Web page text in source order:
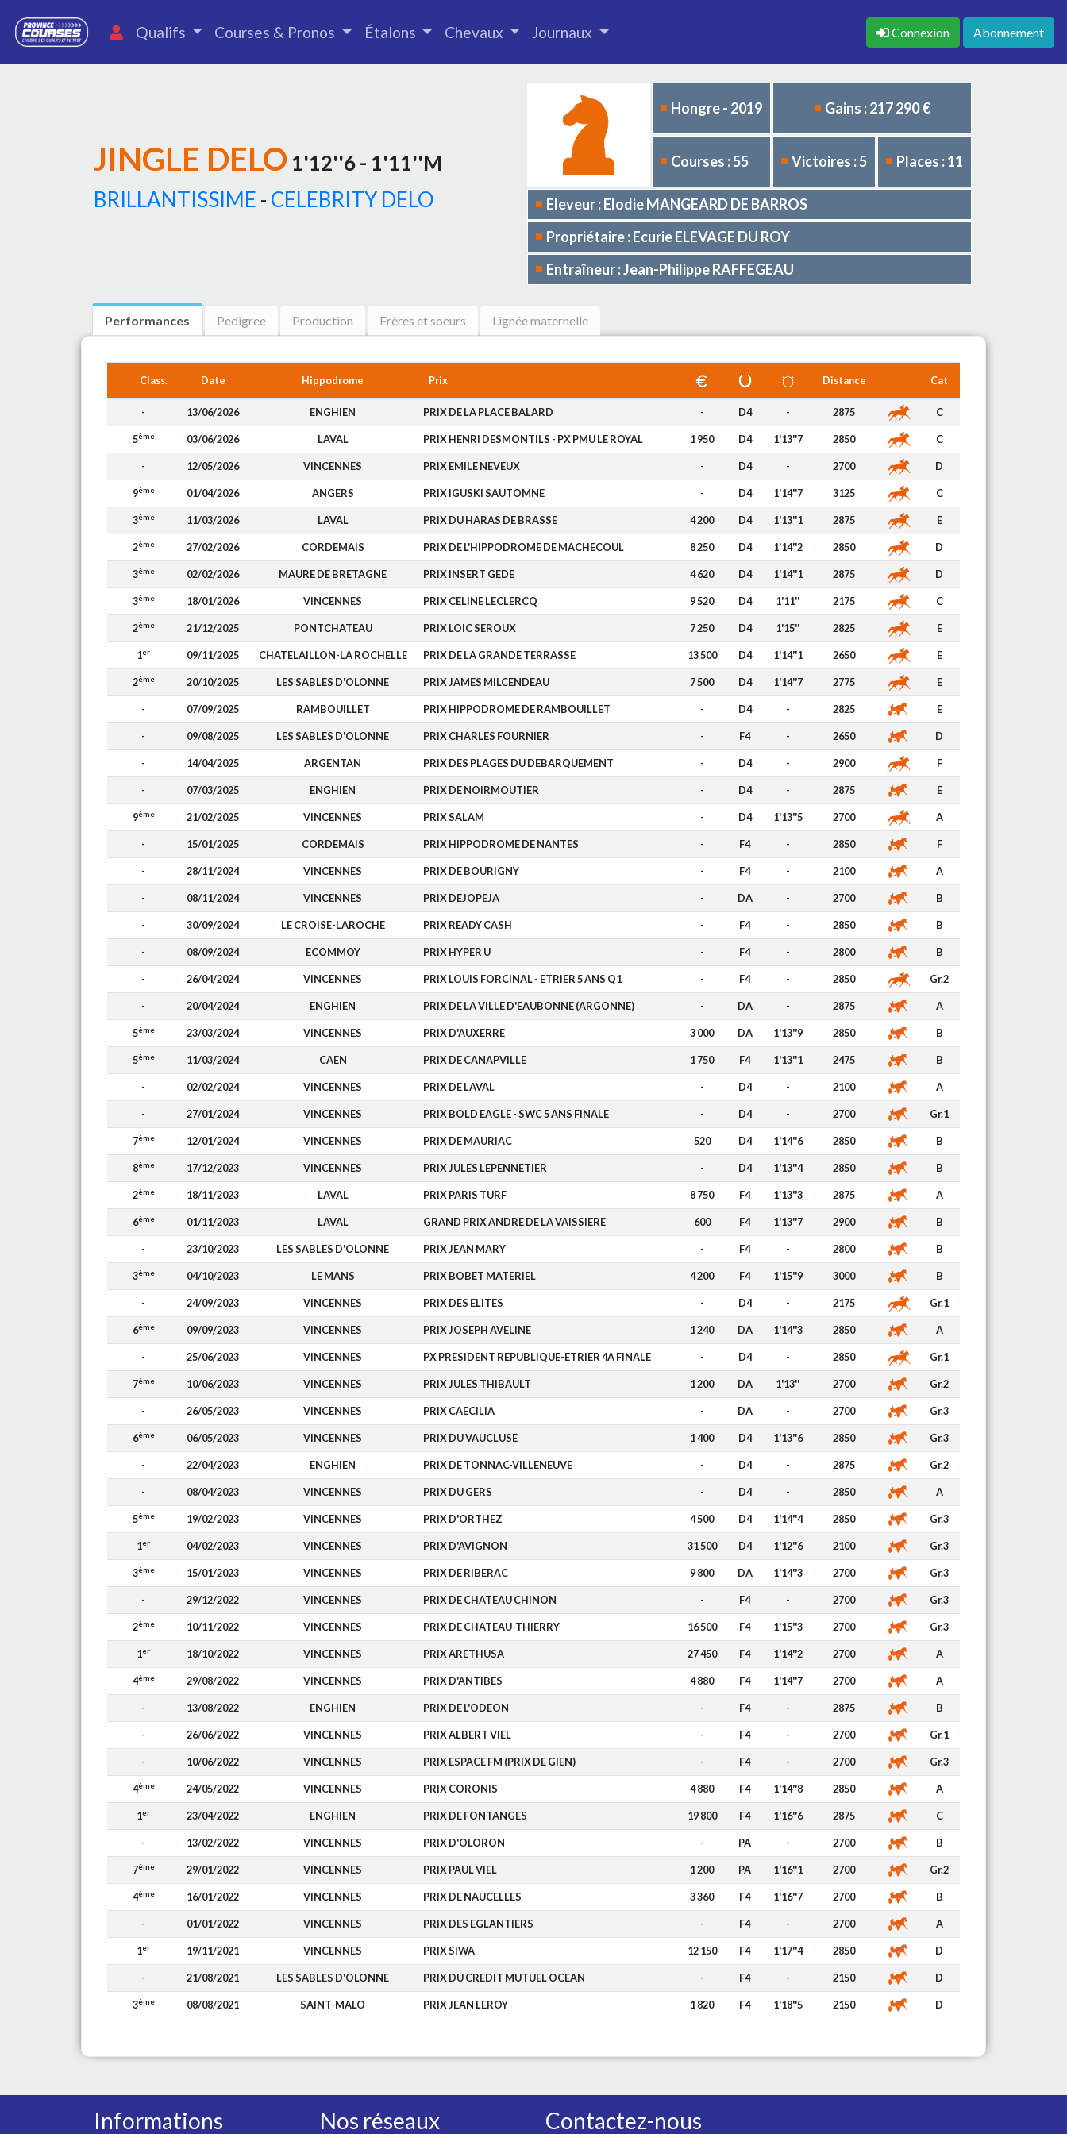
Qualifs Courses & Pronos Étalons Chevaux Journaux Connexion Abonnement
JINGLE DELO 1'12''6 - 1'11''M
BRILLANTISSIME - CELEBRITY DELO
Hongre - 2019 Gains : 217 290 €
Courses : 55 Victoires : 5 Places : 11
Eleveur : Elodie MANGEARD DE BARROS
Propriétaire : Ecurie ELEVAGE DU ROY
Entraîneur : Jean-Philippe RAFFEGEAU
Performances Pedigree Production Frères et soeurs Lignée maternelle
Class. Date Hippodrome Prix Distance Cat
- 13/06/2026 ENGHIEN PRIX DE LA PLACE BALARD - D4 - 2875 C
5ème 03/06/2026 LAVAL PRIX HENRI DESMONTILS - PX PMU LE ROYAL 1 950 D4 1'13''7 2850 C
- 12/05/2026 VINCENNES PRIX EMILE NEVEUX - D4 - 2700 D
9ème 01/04/2026 ANGERS PRIX IGUSKI SAUTOMNE - D4 1'14''7 3125 C
3ème 11/03/2026 LAVAL PRIX DU HARAS DE BRASSE 4 200 D4 1'13''1 2875 E
2ème 27/02/2026 CORDEMAIS PRIX DE L'HIPPODROME DE MACHECOUL 8 250 D4 1'14''2 2850 D
3ème 02/02/2026 MAURE DE BRETAGNE PRIX INSERT GEDE 4 620 D4 1'14''1 2875 D
3ème 18/01/2026 VINCENNES PRIX CELINE LECLERCQ 9 520 D4 1'11'' 2175 C
2ème 21/12/2025 PONTCHATEAU PRIX LOIC SEROUX 7 250 D4 1'15'' 2825 E
1er 09/11/2025 CHATELAILLON-LA ROCHELLE PRIX DE LA GRANDE TERRASSE 13 500 D4 1'14''1 2650 E
2ème 20/10/2025 LES SABLES D'OLONNE PRIX JAMES MILCENDEAU 7 500 D4 1'14''7 2775 E
- 07/09/2025 RAMBOUILLET PRIX HIPPODROME DE RAMBOUILLET - D4 - 2825 E
- 09/08/2025 LES SABLES D'OLONNE PRIX CHARLES FOURNIER - F4 - 2650 D
- 14/04/2025 ARGENTAN PRIX DES PLAGES DU DEBARQUEMENT - D4 - 2900 F
- 07/03/2025 ENGHIEN PRIX DE NOIRMOUTIER - D4 - 2875 E
9ème 21/02/2025 VINCENNES PRIX SALAM - D4 1'13''5 2700 A
- 15/01/2025 CORDEMAIS PRIX HIPPODROME DE NANTES - F4 - 2850 F
- 28/11/2024 VINCENNES PRIX DE BOURIGNY - F4 - 2100 A
- 08/11/2024 VINCENNES PRIX DEJOPEJA - DA - 2700 B
- 30/09/2024 LE CROISE-LAROCHE PRIX READY CASH - F4 - 2850 B
- 08/09/2024 ECOMMOY PRIX HYPER U - F4 - 2800 B
- 26/04/2024 VINCENNES PRIX LOUIS FORCINAL - ETRIER 5 ANS Q1 - F4 - 2850 Gr.2
- 20/04/2024 ENGHIEN PRIX DE LA VILLE D'EAUBONNE (ARGONNE) - DA - 2875 A
5ème 23/03/2024 VINCENNES PRIX D'AUXERRE 3 000 DA 1'13''9 2850 B
5ème 11/03/2024 CAEN PRIX DE CANAPVILLE 1 750 F4 1'13''1 2475 B
- 02/02/2024 VINCENNES PRIX DE LAVAL - D4 - 2100 A
- 27/01/2024 VINCENNES PRIX BOLD EAGLE - SWC 5 ANS FINALE - D4 - 2700 Gr.1
7ème 12/01/2024 VINCENNES PRIX DE MAURIAC 520 D4 1'14''6 2850 B
8ème 17/12/2023 VINCENNES PRIX JULES LEPENNETIER - D4 1'13''4 2850 B
2ème 18/11/2023 LAVAL PRIX PARIS TURF 8 750 F4 1'13''3 2875 A
6ème 01/11/2023 LAVAL GRAND PRIX ANDRE DE LA VAISSIERE 600 F4 1'13''7 2900 B
- 23/10/2023 LES SABLES D'OLONNE PRIX JEAN MARY - F4 - 2800 B
3ème 04/10/2023 LE MANS PRIX BOBET MATERIEL 4 200 F4 1'15''9 3000 B
- 24/09/2023 VINCENNES PRIX DES ELITES - D4 - 2175 Gr.1
6ème 09/09/2023 VINCENNES PRIX JOSEPH AVELINE 1 240 DA 1'14''3 2850 A
- 25/06/2023 VINCENNES PX PRESIDENT REPUBLIQUE-ETRIER 4A FINALE - D4 - 2850 Gr.1
7ème 10/06/2023 VINCENNES PRIX JULES THIBAULT 1 200 DA 1'13'' 2700 Gr.2
- 26/05/2023 VINCENNES PRIX CAECILIA - DA - 2700 Gr.3
6ème 06/05/2023 VINCENNES PRIX DU VAUCLUSE 1 400 D4 1'13''6 2850 Gr.3
- 22/04/2023 ENGHIEN PRIX DE TONNAC-VILLENEUVE - D4 - 2875 Gr.2
- 08/04/2023 VINCENNES PRIX DU GERS - D4 - 2850 A
5ème 19/02/2023 VINCENNES PRIX D'ORTHEZ 4 500 D4 1'14''4 2850 Gr.3
1er 04/02/2023 VINCENNES PRIX D'AVIGNON 31 500 D4 1'12''6 2100 Gr.3
3ème 15/01/2023 VINCENNES PRIX DE RIBERAC 9 800 DA 1'14''3 2700 Gr.3
- 29/12/2022 VINCENNES PRIX DE CHATEAU CHINON - F4 - 2700 Gr.3
2ème 10/11/2022 VINCENNES PRIX DE CHATEAU-THIERRY 16 500 F4 1'15''3 2700 Gr.3
1er 18/10/2022 VINCENNES PRIX ARETHUSA 27 450 F4 1'14''2 2700 A
4ème 29/08/2022 VINCENNES PRIX D'ANTIBES 4 880 F4 1'14''7 2700 A
- 13/08/2022 ENGHIEN PRIX DE L'ODEON - F4 - 2875 B
- 26/06/2022 VINCENNES PRIX ALBERT VIEL - F4 - 2700 Gr.1
- 10/06/2022 VINCENNES PRIX ESPACE FM (PRIX DE GIEN) - F4 - 2700 Gr.3
4ème 24/05/2022 VINCENNES PRIX CORONIS 4 880 F4 1'14''8 2850 A
1er 23/04/2022 ENGHIEN PRIX DE FONTANGES 19 800 F4 1'16''6 2875 C
- 13/02/2022 VINCENNES PRIX D'OLORON - PA - 2700 B
7ème 29/01/2022 VINCENNES PRIX PAUL VIEL 1 200 PA 1'16''1 2700 Gr.2
4ème 16/01/2022 VINCENNES PRIX DE NAUCELLES 3 360 F4 1'16''7 2700 B
- 01/01/2022 VINCENNES PRIX DES EGLANTIERS - F4 - 2700 A
1er 19/11/2021 VINCENNES PRIX SIWA 12 150 F4 1'17''4 2850 D
- 21/08/2021 LES SABLES D'OLONNE PRIX DU CREDIT MUTUEL OCEAN - F4 - 2150 D
3ème 08/08/2021 SAINT-MALO PRIX JEAN LEROY 1 820 F4 1'18''5 2150 D
Informations Nos réseaux Contactez-nous